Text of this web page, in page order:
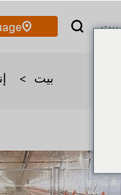
بيت
بيت >